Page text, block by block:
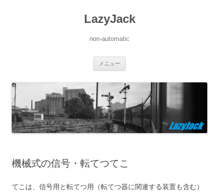
LazyJack
non-automatic
メニュー
ツ
へ
ス
キ
ッ
プ
機械式の信号・転てつてこ
てこは、信号用と転てつ用（転てつ器に関連する装置も含む）